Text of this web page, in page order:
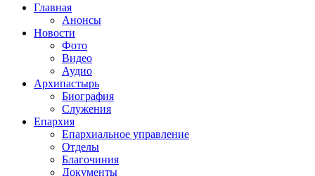
Главная
Анонсы
Новости
Фото
Видео
Аудио
Архипастырь
Биография
Служения
Епархия
Епархиальное управление
Отделы
Благочиния
Документы